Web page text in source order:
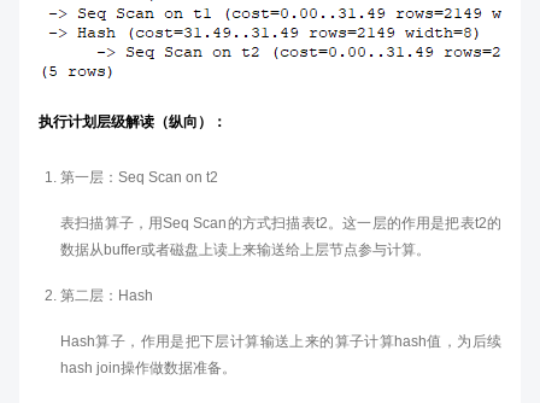
执行计划层级解读（纵向）：
第一层：Seq Scan on t2
表扫描算子，用Seq Scan的方式扫描表t2。这一层的作用是把表t2的
数据从buffer或者磁盘上读上来输送给上层节点参与计算。
第二层：Hash
Hash算子，作用是把下层计算输送上来的算子计算hash值，为后续
hash join操作做数据准备。